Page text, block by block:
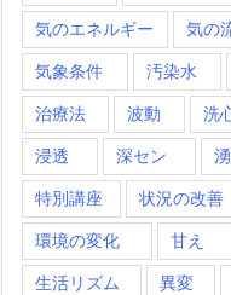
気のエネルギー 気の
気象条件 汚染水
治療法 波動 洗
浸透 深セン
特別講座 状況の改善
環境の変化 甘え
生活リズム 異変